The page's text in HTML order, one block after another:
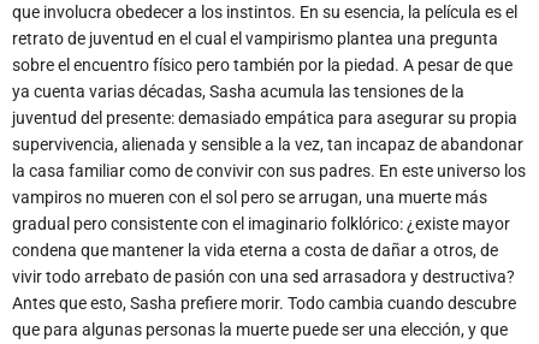
que involucra obedecer a los instintos. En su esencia, la película es el
retrato de juventud en el cual el vampirismo plantea una pregunta
sobre el encuentro físico pero también por la piedad. A pesar de que
ya cuenta varias décadas, Sasha acumula las tensiones de la
juventud del presente: demasiado empática para asegurar su propia
supervivencia, alienada y sensible a la vez, tan incapaz de abandonar
la casa familiar como de convivir con sus padres. En este universo los
vampiros no mueren con el sol pero se arrugan, una muerte más
gradual pero consistente con el imaginario folklórico: ¿existe mayor
condena que mantener la vida eterna a costa de dañar a otros, de
vivir todo arrebato de pasión con una sed arrasadora y destructiva?
Antes que esto, Sasha prefiere morir. Todo cambia cuando descubre
que para algunas personas la muerte puede ser una elección, y que